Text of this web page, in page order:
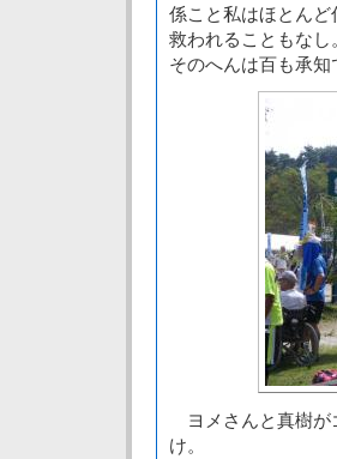
係こと私はほとん
救われることもな
そのへんは百も承知
ヨメさんと真樹が
け。